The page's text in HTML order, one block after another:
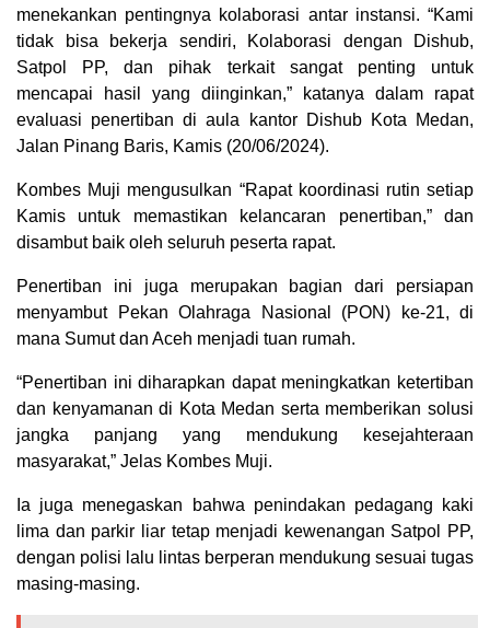
menekankan pentingnya kolaborasi antar instansi. “Kami
tidak bisa bekerja sendiri, Kolaborasi dengan Dishub,
Satpol PP, dan pihak terkait sangat penting untuk
mencapai hasil yang diinginkan,” katanya dalam rapat
evaluasi penertiban di aula kantor Dishub Kota Medan,
Jalan Pinang Baris, Kamis (20/06/2024).
Kombes Muji mengusulkan “Rapat koordinasi rutin setiap
Kamis untuk memastikan kelancaran penertiban,” dan
disambut baik oleh seluruh peserta rapat.
Penertiban ini juga merupakan bagian dari persiapan
menyambut Pekan Olahraga Nasional (PON) ke-21, di
mana Sumut dan Aceh menjadi tuan rumah.
“Penertiban ini diharapkan dapat meningkatkan ketertiban
dan kenyamanan di Kota Medan serta memberikan solusi
jangka panjang yang mendukung kesejahteraan
masyarakat,” Jelas Kombes Muji.
Ia juga menegaskan bahwa penindakan pedagang kaki
lima dan parkir liar tetap menjadi kewenangan Satpol PP,
dengan polisi lalu lintas berperan mendukung sesuai tugas
masing-masing.